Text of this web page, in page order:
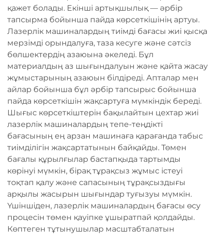
қажет болады. Екінші артықшылық — әрбір
тапсырма бойынша пайда көрсеткішінің артуы.
Лазерлік машиналардың тиімді бағасы жиі қысқа
мерзімді орындалуға, таза кесуге және сәтсіз
бөлшектердің азаюына әкеледі. Бұл
материалдың аз шығындалуын және қайта жасау
жұмыстарының азаюын білдіреді. Апталар мен
айлар бойынша бұл әрбір тапсырыс бойынша
пайда көрсеткішін жақсартуға мүмкіндік береді.
Шығыс көрсеткіштерін бақылайтын цехтар жиі
лазерлік машиналардың тепе-теңдікті
бағасының ең арзан машинаға қарағанда табыс
тиімділігін жақсартатынын байқайды. Төмен
бағалы құрылғылар бастапқыда тартымды
көрінуі мүмкін, бірақ тұрақсыз жұмыс істеуі
тоқтап қалу және сапасының тұрақсыздығы
арқылы жасырын шығындар туғызуы мүмкін.
Үшіншіден, лазерлік машиналардың бағасы өсу
процесін төмен қауіпке ұшыратпай қолдайды.
Көптеген тұтынушылар масштабталатын